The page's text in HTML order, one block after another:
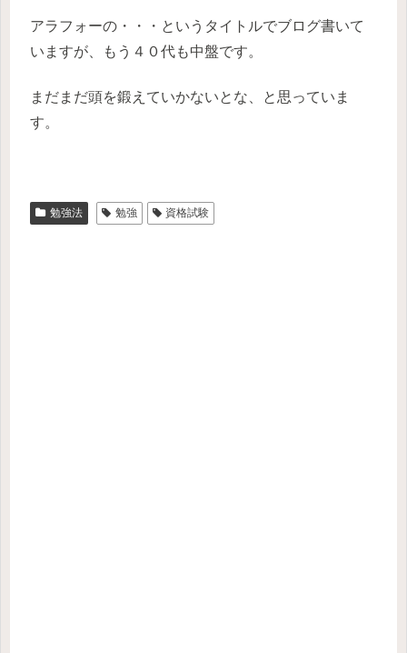
アラフォーの・・・というタイトルでブログ書いて
いますが、もう４０代も中盤です。
まだまだ頭を鍛えていかないとな、と思っていま
す。
勉強法 勉強 資格試験